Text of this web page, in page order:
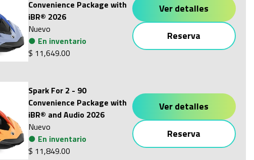
Convenience Package with
iBR® 2026
Nuevo
● En inventario
$ 11,649.00
Ver detalles
Reserva
Spark For 2 - 90
Convenience Package with
iBR® and Audio 2026
Nuevo
● En inventario
$ 11,849.00
Ver detalles
Reserva